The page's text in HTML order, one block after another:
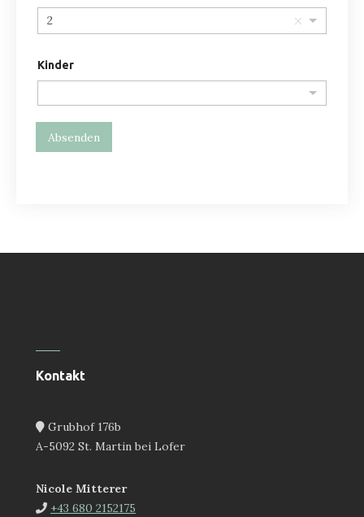
2
Kinder
Absenden
Kontakt
Grubhof 176b
A-5092 St. Martin bei Lofer
Nicole Mitterer
+43 680 2152175